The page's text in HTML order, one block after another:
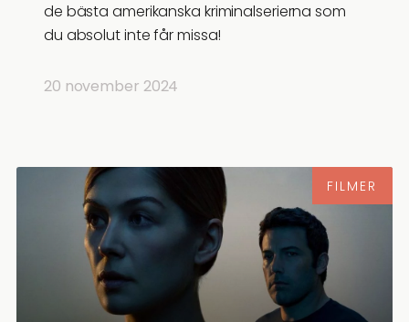
de bästa amerikanska kriminalserierna som
du absolut inte får missa!
20 november 2024
FILMER